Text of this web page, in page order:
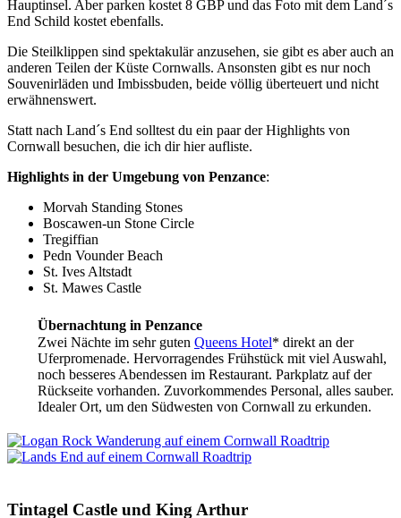
Hauptinsel. Aber parken kostet 8 GBP und das Foto mit dem Land´s
End Schild kostet ebenfalls.
Die Steilklippen sind spektakulär anzusehen, sie gibt es aber auch an
anderen Teilen der Küste Cornwalls. Ansonsten gibt es nur noch
Souvenirläden und Imbissbuden, beide völlig überteuert und nicht
erwähnenswert.
Statt nach Land´s End solltest du ein paar der Highlights von
Cornwall besuchen, die ich dir hier aufliste.
Highlights in der Umgebung von Penzance:
Morvah Standing Stones
Boscawen-un Stone Circle
Tregiffian
Pedn Vounder Beach
St. Ives Altstadt
St. Mawes Castle
Übernachtung in Penzance
Zwei Nächte im sehr guten Queens Hotel* direkt an der
Uferpromenade. Hervorragendes Frühstück mit viel Auswahl,
noch besseres Abendessen im Restaurant. Parkplatz auf der
Rückseite vorhanden. Zuvorkommendes Personal, alles sauber.
Idealer Ort, um den Südwesten von Cornwall zu erkunden.
Tintagel Castle und King Arthur